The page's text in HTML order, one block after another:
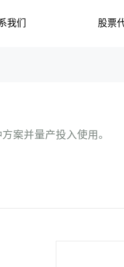
我们 股票
案并量产投入使用。